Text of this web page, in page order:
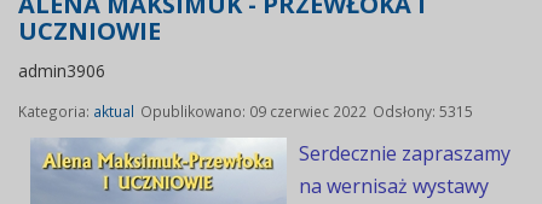
UCZNIOWIE
admin3906
Kategoria: aktual Opublikowano: 09 czerwiec 2022 Odsłony: 5315
Serdecznie zapraszamy
na wernisaż wystawy